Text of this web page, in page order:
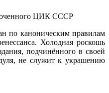
ЦИК СССР
по каноническим правилам
Холодная роскошь
подчинённого в своей
не служит к украшению